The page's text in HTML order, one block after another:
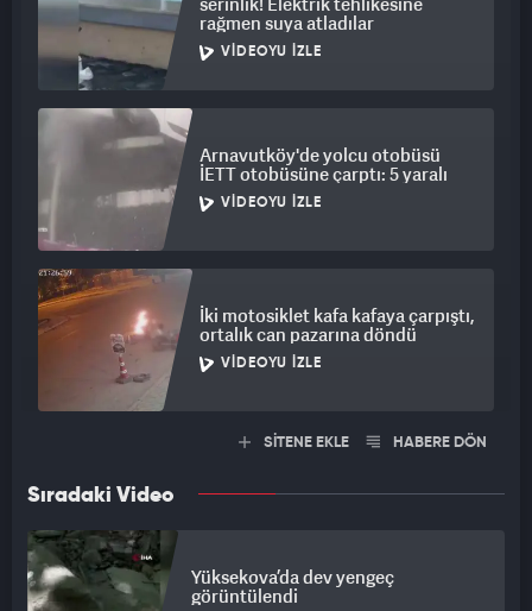
rağmen suya atladılar
VIDEOYU İZLE
Arnavutköy'de yolcu otobüsü
İETT otobüsüne çarptı: 5 yaralı
VIDEOYU İZLE
İki motosiklet kafa kafaya çarpıştı,
ortalık can pazarına döndü
VIDEOYU İZLE
SİTENE EKLE HABERE DÖN
Sıradaki Video
Yüksekova’da dev yengeç
görüntülendi